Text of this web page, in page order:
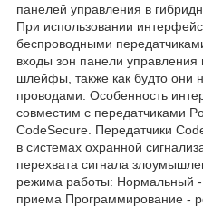
панелей управления в
При использовании
беспроводными
входы зон панели управления
шлейфы, также как будто они
проводами. Особенность
совместим с передатчиками
CodeSecure. Передатчики
в системах охранной
перехвата сигнала
режима работы: Нормальный
приема Программирование -